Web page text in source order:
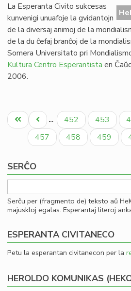
La Esperanta Civito sukcesas
kunvenigi unuafoje la gvidantojn
de la diversaj animoj de la
de la du ĉefaj branĉoj de la
Somera Universitato pri
Kultura Centro Esperantista en
2006.
Pagination
Unua
paĝo
Antaŭa
paĝo
… Paĝo
452 Paĝo
453
Paĝo
457 Paĝo
458 Paĝo
459
SERĈO
Serĉu per (fragmento de) teksto aŭ
majuskloj egalas. Esperantaj literoj
ESPERANTA CIVITANECO
Petu la esperantan civitanecon per la
HEROLDO KOMUNIKAS